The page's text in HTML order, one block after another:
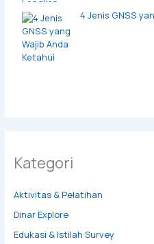
4 Jenis GNSS
Kategori
Aktivitas & Pelatihan
Dinar Explore
Edukasi & Istilah Survey